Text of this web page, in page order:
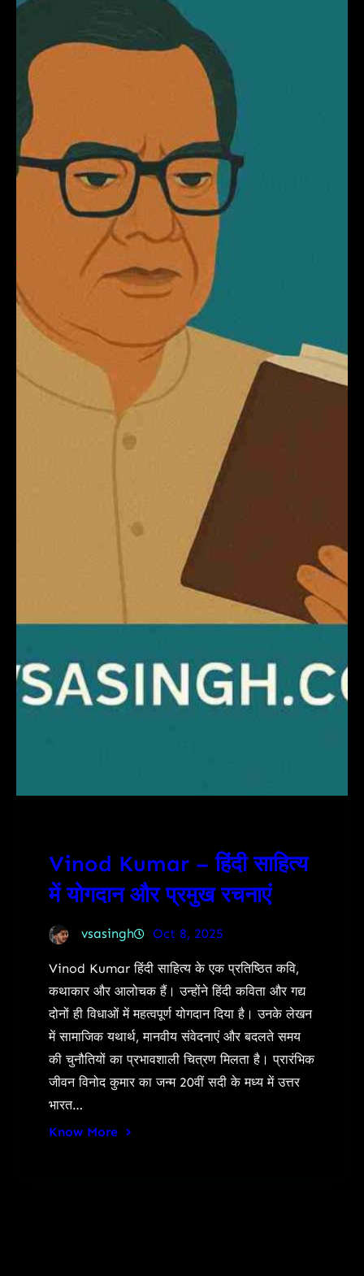
Vinod Kumar – हिंदी साहित्य
में योगदान और प्रमुख रचनाएं
vsasingh Oct 8, 2025
Vinod Kumar हिंदी साहित्य के एक प्रतिष्ठित कवि,
कथाकार और आलोचक हैं। उन्होंने हिंदी कविता और गद्य
दोनों ही विधाओं में महत्वपूर्ण योगदान दिया है। उनके लेखन
में सामाजिक यथार्थ, मानवीय संवेदनाएं और बदलते समय
की चुनौतियों का प्रभावशाली चित्रण मिलता है। प्रारंभिक
जीवन विनोद कुमार का जन्म 20वीं सदी के मध्य में उत्तर
भारत…
Know More